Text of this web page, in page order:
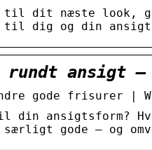
til dit næste look,
dig og din
ansigt –
gode frisurer |
ansigtsform?
gode – og